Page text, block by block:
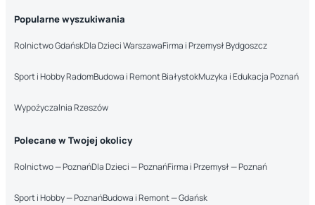
Popularne wyszukiwania
Rolnictwo GdańskDla Dzieci WarszawaFirma i Przemysł Bydgoszcz
Sport i Hobby RadomBudowa i Remont BiałystokMuzyka i Edukacja Poznań
Wypożyczalnia Rzeszów
Polecane w Twojej okolicy
Rolnictwo — PoznańDla Dzieci — PoznańFirma i Przemysł — Poznań
Sport i Hobby — PoznańBudowa i Remont — Gdańsk